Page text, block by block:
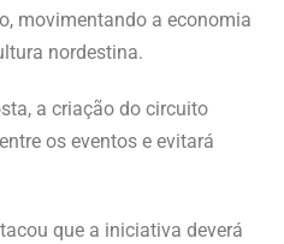
movimentando a economia
nordestina.
a criação do circuito
os eventos e evitará
que a iniciativa deverá